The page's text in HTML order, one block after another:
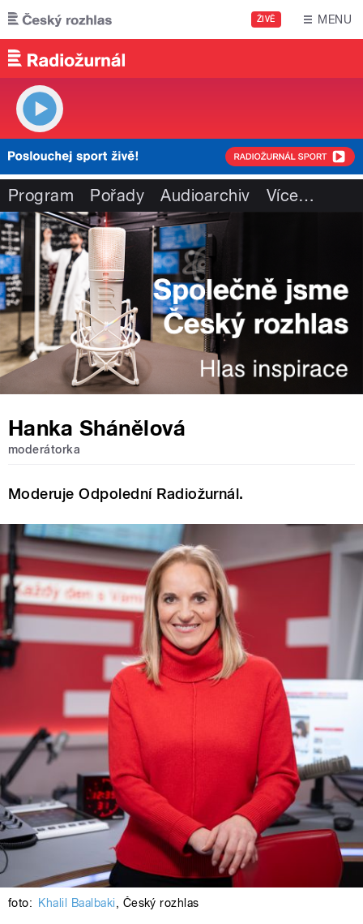
Přejít k hlavnímu obsahu
ŽIVĚ MENU
Program Pořady Audioarchiv Více…
Hanka Shánělová
moderátorka
Moderuje Odpolední Radiožurnál.
foto: Khalil Baalbaki, Český rozhlas